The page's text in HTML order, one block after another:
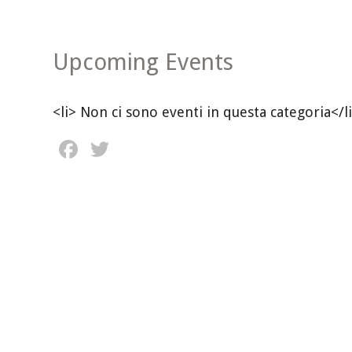
Upcoming Events
<li> Non ci sono eventi in questa categoria</
Facebook